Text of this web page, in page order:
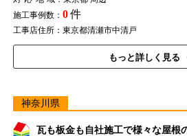
施工事例数： 0件
工事店住所：東京都清瀬市中清戸
もっと詳しく見る
神奈川県
瓦も板金も自社施工で様々な屋根